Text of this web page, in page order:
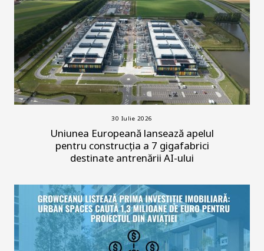
30 Iulie 2026
Uniunea Europeană lansează apelul
pentru construcția a 7 gigafabrici
destinate antrenării AI-ului